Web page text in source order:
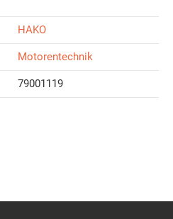
HAKO
Motorentechnik
79001119